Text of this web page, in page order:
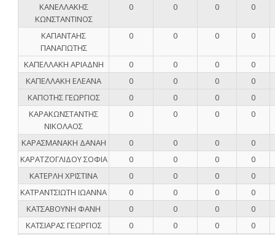
ΚΑΝΕΛΛΑΚΗΣ
ΚΩΝΣΤΑΝΤΙΝΟΣ
0 0 0 0
ΚΑΠΑΝΤΑΗΣ
ΠΑΝΑΓΙΩΤΗΣ
0 0 0 0
ΚΑΠΕΛΛΑΚΗ ΑΡΙΑΔΝΗ 0 0 0
0
ΚΑΠΕΛΛΑΚΗ ΕΛΕΑΝΑ
0 0 0
0
ΚΑΠΟΤΗΣ ΓΕΩΡΓΙΟΣ
0 0 0
0
ΚΑΡΑΚΩΝΣΤΑΝΤΗΣ
ΝΙΚΟΛΑΟΣ
0 0 0 0
ΚΑΡΑΣΜΑΝΑΚΗ ΔΑΝΑΗ 0 0 0
0
ΚΑΡΑΤΖΟΓΛΙΔΟΥ ΣΟΦΙΑ
0 0 0
0
ΚΑΤΕΡΛΗ ΧΡΙΣΤΙΝΑ
0 0 0
0
ΚΑΤΡΑΝΤΣΙΩΤΗ ΙΩΑΝΝΑ
0 0 0
0
ΚΑΤΣΑΒΟΥΝΗ ΦΑΝΗ
0 0 0
0
ΚΑΤΣΙΑΡΑΣ ΓΕΩΡΓΙΟΣ
0 0 0
0